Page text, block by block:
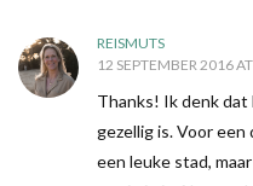
REISMUTS
12 SEPTEMBER 2016
Thanks! Ik denk
gezellig is. Voor
een leuke stad,